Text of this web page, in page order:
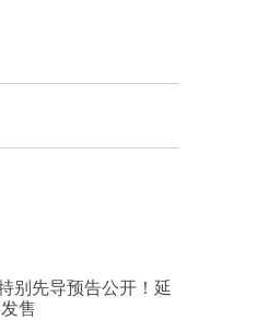
别先导预告公开！延
售